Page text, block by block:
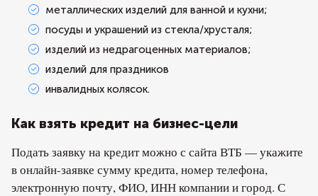
металлических изделий для ванной и кухни;
посуды и украшений из стекла/хрусталя;
изделий из недрагоценных материалов;
изделий для праздников
инвалидных колясок.
Как взять кредит на бизнес-цели
Подать заявку на кредит можно с сайта ВТБ — укажите
в онлайн-заявке сумму кредита, номер телефона,
электронную почту, ФИО, ИНН компании и город. С